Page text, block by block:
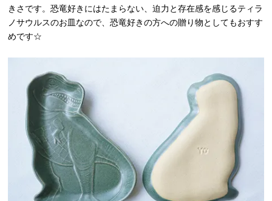
きさです。恐竜好きにはたまらない、迫力と存在感を感じるティラ
ノサウルスのお皿なので、恐竜好きの方への贈り物としてもおすす
めです☆